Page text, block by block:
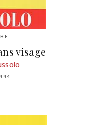
visage